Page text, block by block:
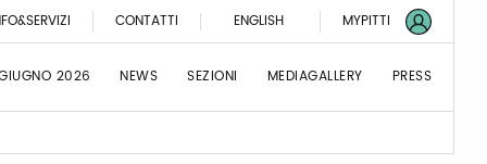
CONTATTI ENGLISH MYPITTI
2026 NEWS SEZIONI MEDIAGALLERY PRESS